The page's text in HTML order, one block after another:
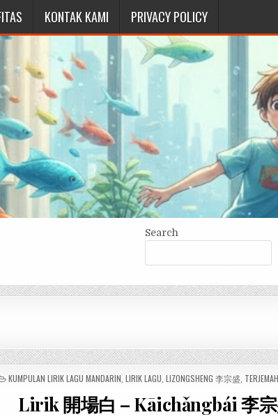
KONTAK KAMI PRIVACY POLICY
Search
POSTED
KUMPULAN LIRIK LAGU MANDARIN LIRIK LAGU LIZONGSHENG 李宗盛
Lirik 開場白 – Kāichǎngbái 李